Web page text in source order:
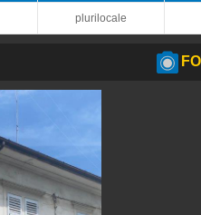
plurilocale